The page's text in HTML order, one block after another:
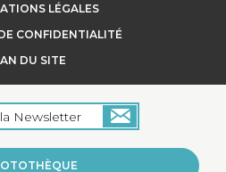
LÉGALES
CONFIDENTIALITÉ
DU SITE